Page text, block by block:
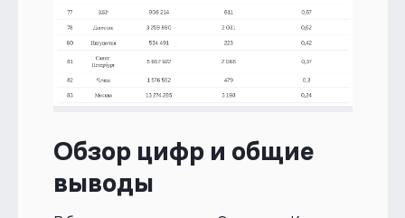
Обзор цифр и общие
выводы